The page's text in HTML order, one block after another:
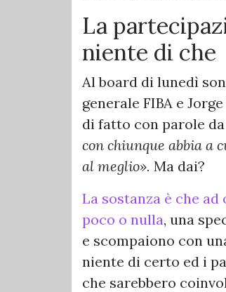
La
niente di che
Al board di lunedì
generale FIBA e
di fatto con parole da
con chiunque abbia a
al meglio». Ma dai?
La sostanza è che
poco o nulla, una
e scompaiono con
niente di certo ed i
che sarebbero